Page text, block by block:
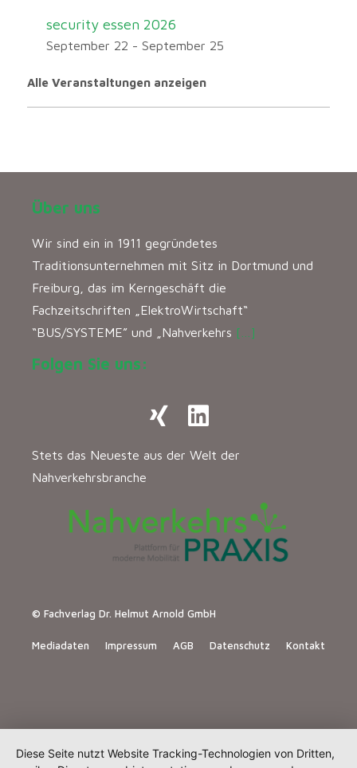
security essen 2026
September 22 - September 25
Alle Veranstaltungen anzeigen
Über uns
Wir sind ein in 1911 gegründetes
Traditionsunternehmen mit Sitz in Dortmund und
Freiburg, das im Kerngeschäft die
Fachzeitschriften „ElektroWirtschaft“
“BUS/SYSTEME” und „Nahverkehrs […]
Folgen Sie uns:
Stets das Neueste aus der Welt der
Nahverkehrsbranche
© Fachverlag Dr. Helmut Arnold GmbH
Mediadaten Impressum AGB Datenschutz Kontakt
Diese Seite nutzt Website Tracking-Technologien von Dritten,